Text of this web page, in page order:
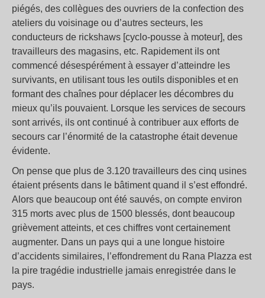
piégés, des collègues des ouvriers de la confection des
ateliers du voisinage ou d’autres secteurs, les
conducteurs de rickshaws [cyclo-pousse à moteur], des
travailleurs des magasins, etc. Rapidement ils ont
commencé désespérément à essayer d’atteindre les
survivants, en utilisant tous les outils disponibles et en
formant des chaînes pour déplacer les décombres du
mieux qu’ils pouvaient. Lorsque les services de secours
sont arrivés, ils ont continué à contribuer aux efforts de
secours car l’énormité de la catastrophe était devenue
évidente.
On pense que plus de 3.120 travailleurs des cinq usines
étaient présents dans le bâtiment quand il s’est effondré.
Alors que beaucoup ont été sauvés, on compte environ
315 morts avec plus de 1500 blessés, dont beaucoup
grièvement atteints, et ces chiffres vont certainement
augmenter. Dans un pays qui a une longue histoire
d’accidents similaires, l’effondrement du Rana Plazza est
la pire tragédie industrielle jamais enregistrée dans le
pays.